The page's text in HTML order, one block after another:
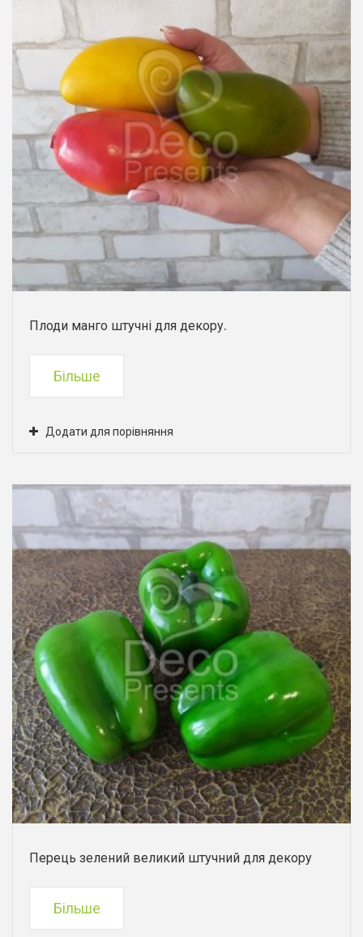
Плоди манго штучні для декору.
Більше
Додати для порівняння
Перець зелений великий штучний для декору
Більше